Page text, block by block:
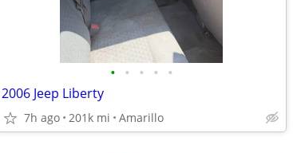
• • • • •
2006 Jeep Liberty
7h ago 201k mi Amarillo